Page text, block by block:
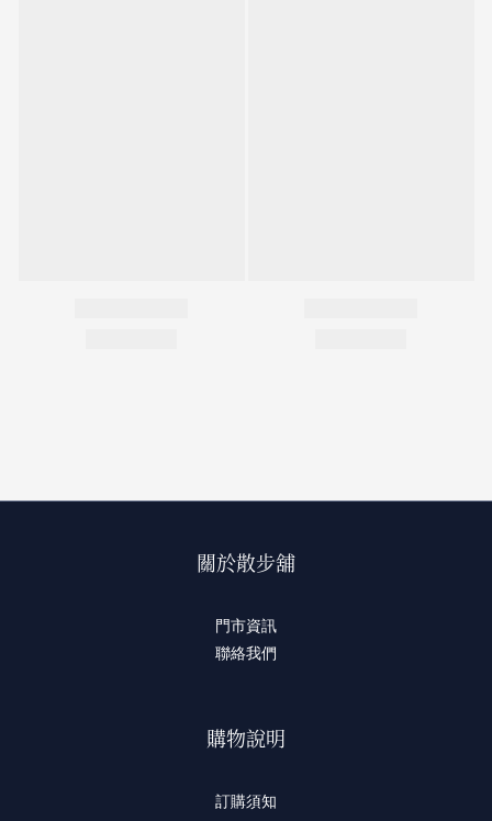
關於散步舖
門市資訊
聯絡我們
購物說明
訂購須知